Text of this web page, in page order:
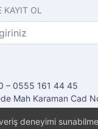
deneyimi
KAYIT OL
– 0555 161 44 45
Mah Karaman Cad